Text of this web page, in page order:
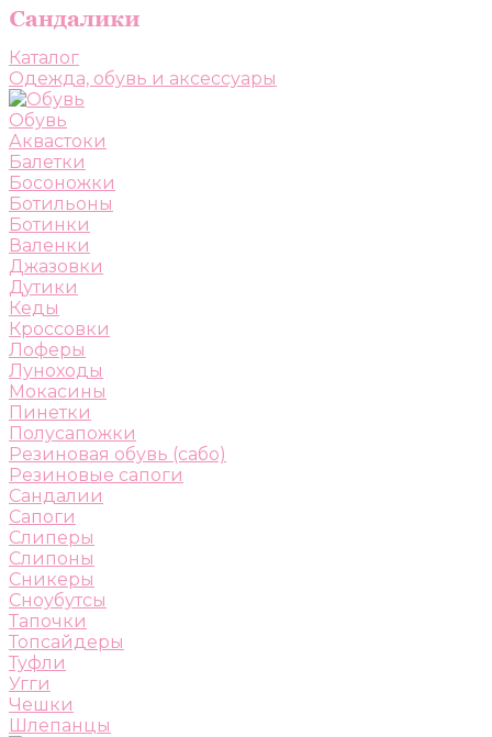
Каталог
Одежда, обувь и аксессуары
Обувь
Аквастоки
Балетки
Босоножки
Ботильоны
Ботинки
Валенки
Джазовки
Дутики
Кеды
Кроссовки
Лоферы
Луноходы
Мокасины
Пинетки
Полусапожки
Резиновая обувь (сабо)
Резиновые сапоги
Сандалии
Сапоги
Слиперы
Слипоны
Сникеры
Сноубутсы
Тапочки
Топсайдеры
Туфли
Угги
Чешки
Шлепанцы